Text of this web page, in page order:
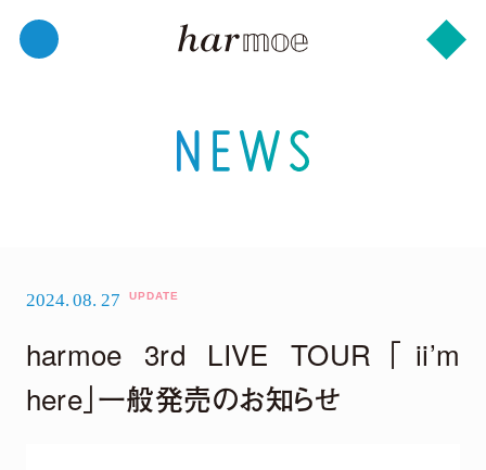
2024. 08. 27
harmoe 3rd LIVE TOUR「ii’m
here」一般発売のお知らせ